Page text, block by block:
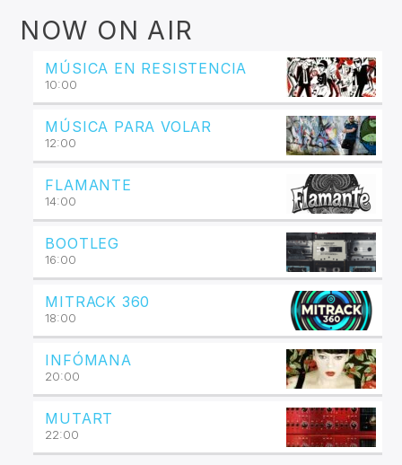
NOW ON AIR
MÚSICA EN RESISTENCIA
10:00
MÚSICA PARA VOLAR
12:00
FLAMANTE
14:00
BOOTLEG
16:00
MITRACK 360
18:00
INFÓMANA
20:00
MUTART
22:00